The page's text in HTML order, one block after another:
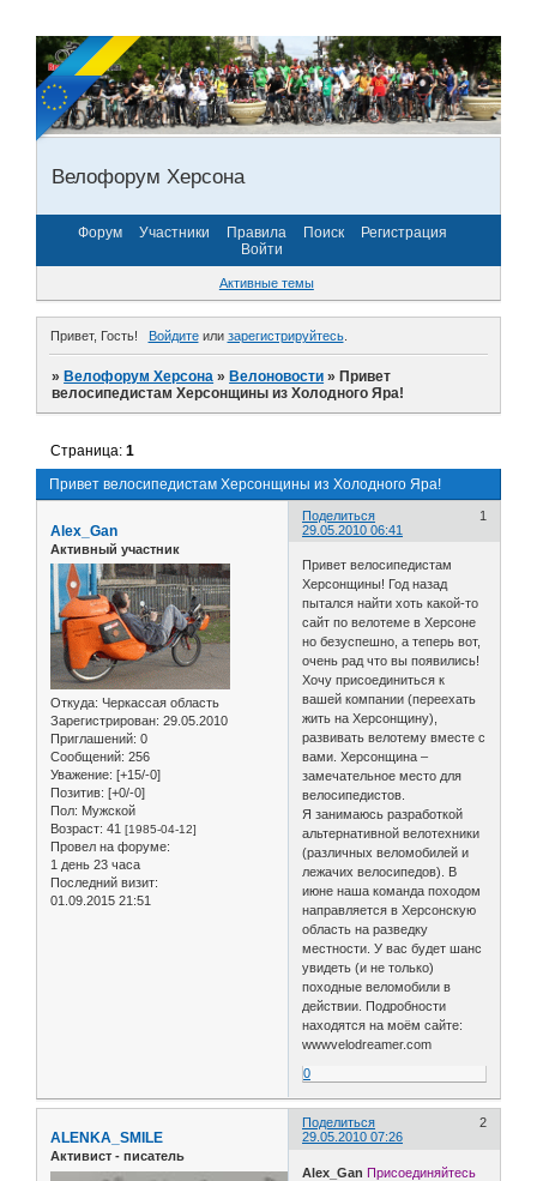
Велофорум Херсона
Форум Участники Правила Поиск
Регистрация
Войти
Активные темы
Привет, Гость! Войдитеили зарегистрируйтесь.
»Велофорум Херсона »Велоновости »Привет
велосипедистам Херсонщины из Холодного Яра!
Привет велосипедистам Херсонщины из Холодного Яра!
Страница:1
Поделиться
1
29.05.2010 06:41
Alex_Gan
Активный участник
Откуда: Черкассая область
Зарегистрирован: 29.05.2010
Приглашений: 0
Сообщений: 256
Уважение: [+15/-0]
Позитив: [+0/-0]
Пол: Мужской
Возраст: 41 [1985-04-12]
Провел на форуме:
1 день 23 часа
Последний визит:
01.09.2015 21:51
Привет велосипедистам
Херсонщины! Год назад
пытался найти хоть какой-то
сайт по велотеме в Херсоне
но безуспешно, а теперь вот,
очень рад что вы появились!
Хочу присоединиться к
вашей компании (переехать
жить на Херсонщину),
развивать велотему вместе с
вами. Херсонщина –
замечательное место для
велосипедистов.
Я занимаюсь разработкой
альтернативной велотехники
(различных веломобилей и
лежачих велосипедов). В
июне наша команда походом
направляется в Херсонскую
область на разведку
местности. У вас будет шанс
увидеть (и не только)
походные веломобили в
действии. Подробности
находятся на моём сайте:
wwwvelodreamer.com
0
Поделиться
2
29.05.2010 07:26
ALENKA_SMILE
Активист - писатель
Alex_Gan Присоединяйтесь